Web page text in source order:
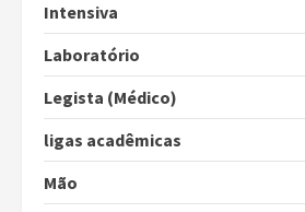
Intensiva
Laboratório
Legista (Médico)
ligas acadêmicas
Mão